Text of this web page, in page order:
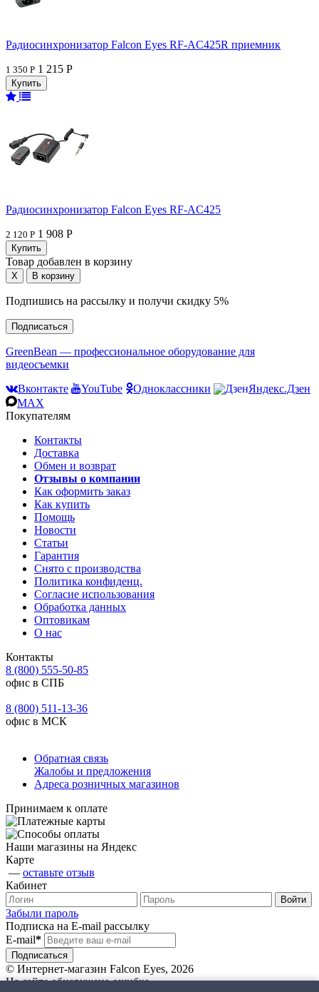
Радиосинхронизатор Falcon Eyes RF-AC425R приемник
1 350 Р 1 215 Р
Радиосинхронизатор Falcon Eyes RF-AC425
2 120 Р 1 908 Р
Товар добавлен в корзину
Подпишись на рассылку и получи скидку 5%
Подписаться
GreenBean — профессиональное оборудование для
видеосъемки
Вконтакте
YouTube Одноклассники
Яндекс.Дзен
MAX
Покупателям
Контакты
Доставка
Обмен и возврат
Отзывы о компании
Как оформить заказ
Как купить
Помощь
Новости
Статьи
Гарантия
Снято с производства
Политика конфиденц.
Согласие использования
Обработка данных
Оптовикам
О нас
Контакты
8 (800) 555-50-85
офис в СПБ
8 (800) 511-13-36
офис в МСК
Обратная связь
Жалобы и предложения
Адреса розничных магазинов
Принимаем к оплате
Наши магазины на Яндекс
Карте
— оставьте отзыв
Кабинет
Забыли пароль
Подписка на E-mail рассылку
E-mail*
© Интернет-магазин Falcon Eyes, 2026
На сайте обнаружена ошибка